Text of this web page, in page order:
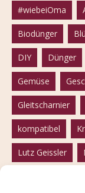
#wiebeiOma
Biodünger
DIY Dünger
Gemüse
Gleitscharnier
kompatibel
Lutz Geissler